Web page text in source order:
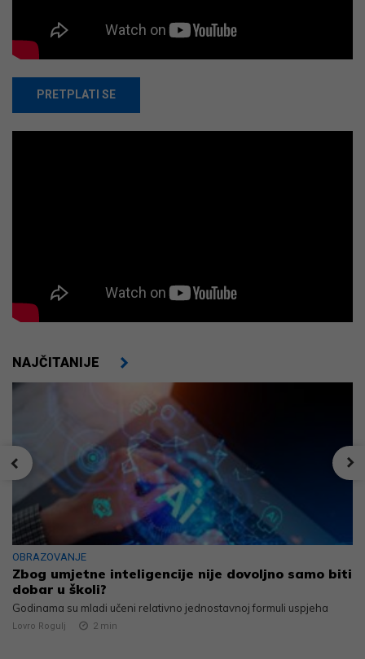
PRETPLATI SE
NAJČITANIJE
OBRAZOVANJE
Zbog umjetne inteligencije nije dovoljno samo biti
dobar u školi?
Godinama su mladi učeni relativno jednostavnoj formuli uspjeha
Lovro Rogulj 2 min